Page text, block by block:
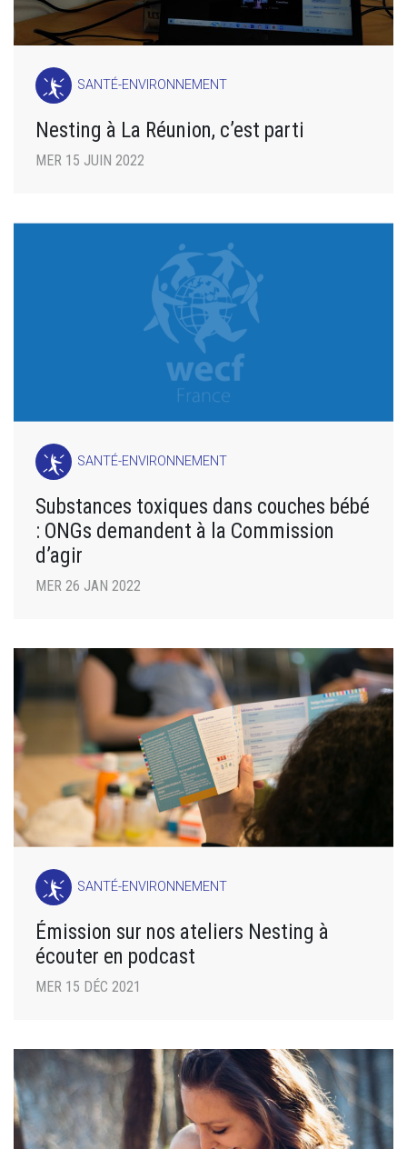
SANTÉ-ENVIRONNEMENT
Nesting à La Réunion, c’est parti
MER 15 JUIN 2022
SANTÉ-ENVIRONNEMENT
Substances toxiques dans couches bébé
: ONGs demandent à la Commission
d’agir
MER 26 JAN 2022
SANTÉ-ENVIRONNEMENT
Émission sur nos ateliers Nesting à
écouter en podcast
MER 15 DÉC 2021